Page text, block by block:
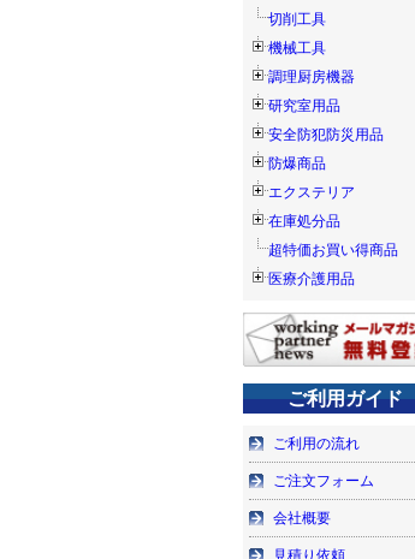
切削工具
機械工具
調理厨房機器
研究室用品
安全防犯防災用品
防爆商品
エクステリア
在庫処分品
超特価お買い得商品
医療介護用品
ご利用ガイド
ご利用の流れ
ご注文フォーム
会社概要
見積り依頼